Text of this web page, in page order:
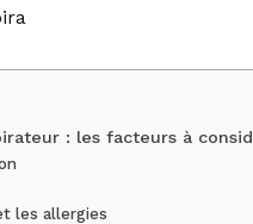
: les facteurs à
les allergies